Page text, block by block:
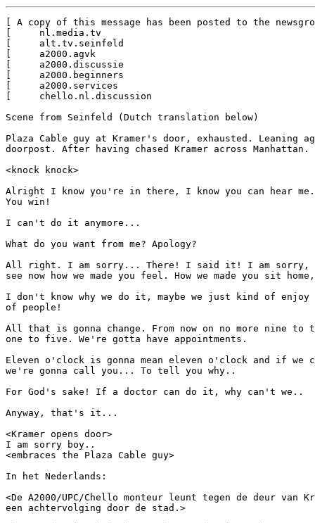
[ A copy of this message has been posted to the
[     nl.media.tv
[     alt.tv.seinfeld
[     a2000.agvk
[     a2000.discussie
[     a2000.beginners
[     a2000.services
[     chello.nl.discussion
Scene from Seinfeld (Dutch translation below)
Plaza Cable guy at Kramer's door, exhausted. Leaning
doorpost. After having chased Kramer across Manhattan.
<knock knock>
Alright I know you're in there, I know you can hear me.
You win!
I can't do it anymore...
What do you want from me? Apology?
All right. I am sorry... There! I said it! I am sorry,
see now how we made you feel. How we made you sit
I don't know why we do it, maybe we just kind of enjoy
of people!
All that is gonna change. From now on no more nine to
one to five. We're gotta have appointments.
Eleven o'clock is gonna mean eleven o'clock and if we
we're gonna call you... To tell you why..
For God's sake! If a doctor can do it, why can't we..
Anyway, that's it...
<Kramer opens door>
I am sorry boy..
<embraces the Plaza Cable guy>
In het Nederlands:
<De A2000/UPC/Chello monteur leunt tegen de deur van
een achtervolging door de stad.>